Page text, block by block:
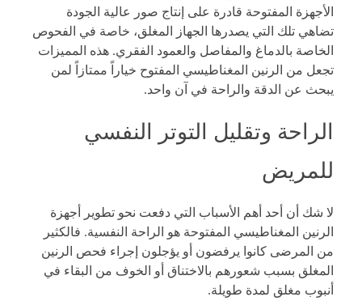
الأجهزة المفتوحة قادرة على إنتاج صور عالية الجودة
تضاهي تلك التي يصدرها الجهاز المغلق، خاصة في الفحوص
الخاصة بالدماغ والمفاصل والعمود الفقري. هذه المميزات
تجعل من الرنين المغناطيسي المفتوح خياراً ممتازاً لمن
يبحث عن الدقة والراحة في آن واحد.
الراحة وتقليل التوتر النفسي
للمريض
لا شك أن أحد أهم الأسباب التي دفعت نحو تطوير أجهزة
الرنين المغناطيسي المفتوحة هو الراحة النفسية. فالكثير
من المرضى كانوا يرفضون أو يؤجلون إجراء فحص الرنين
المغلق بسبب شعورهم بالاختناق أو الخوف من البقاء في
أنبوب مغلق لمدة طويلة.